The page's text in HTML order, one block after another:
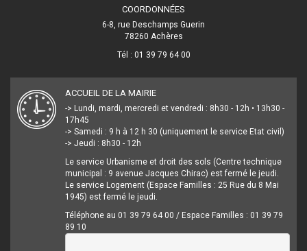
COORDONNÉES
6-8, rue Deschamps Guerin
78260 Achères
Tél : 01 39 79 64 00
ACCUEIL DE LA MAIRIE
-> Lundi, mardi, mercredi et vendredi : 8h30 - 12h • 13h30 -
17h45
-> Samedi : 9 h à 12 h 30 (uniquement le service Etat civil)
-> Jeudi : 8h30 - 12h
Le service Urbanisme et droit des sols (Centre technique
municipal : 9 avenue Jacques Chirac) est fermé le jeudi.
Le service Logement (Espace Familles : 25 Rue du 8 Mai
1945) est fermé le jeudi.
Téléphone au 01 39 79 64 00 / Espace Familles : 01 39 79
89 10